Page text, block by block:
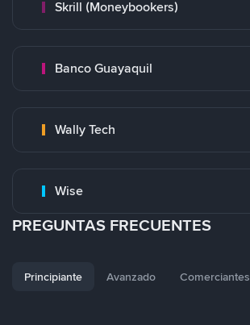
Skrill (Moneybookers)
Banco Guayaquil
Wally Tech
Wise
PREGUNTAS FRECUENTES
Principiante Avanzado Comerciantes